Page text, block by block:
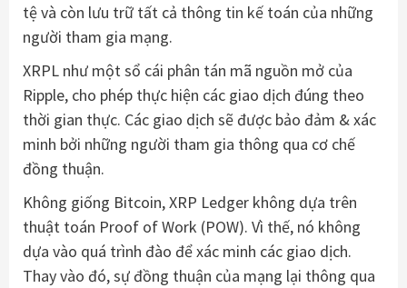
tệ và còn lưu trữ tất cả thông tin kế toán của những
người tham gia mạng.
XRPL như một sổ cái phân tán mã nguồn mở của
Ripple, cho phép thực hiện các giao dịch đúng theo
thời gian thực. Các giao dịch sẽ được bảo đảm & xác
minh bởi những người tham gia thông qua cơ chế
đồng thuận.
Không giống Bitcoin, XRP Ledger không dựa trên
thuật toán Proof of Work (POW). Vì thế, nó không
dựa vào quá trình đào để xác minh các giao dịch.
Thay vào đó, sự đồng thuận của mạng lại thông qua